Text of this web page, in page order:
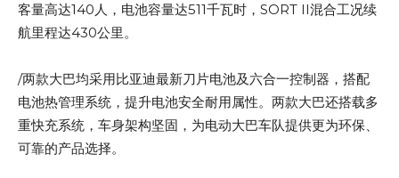
客量高达140人，电池容量达511千瓦时，SORT II混合工况续
航里程达430公里。
/两款大巴均采用比亚迪最新刀片电池及六合一控制器，搭配
电池热管理系统，提升电池安全耐用属性。两款大巴还搭载多
重快充系统，车身架构坚固，为电动大巴车队提供更为环保、
可靠的产品选择。